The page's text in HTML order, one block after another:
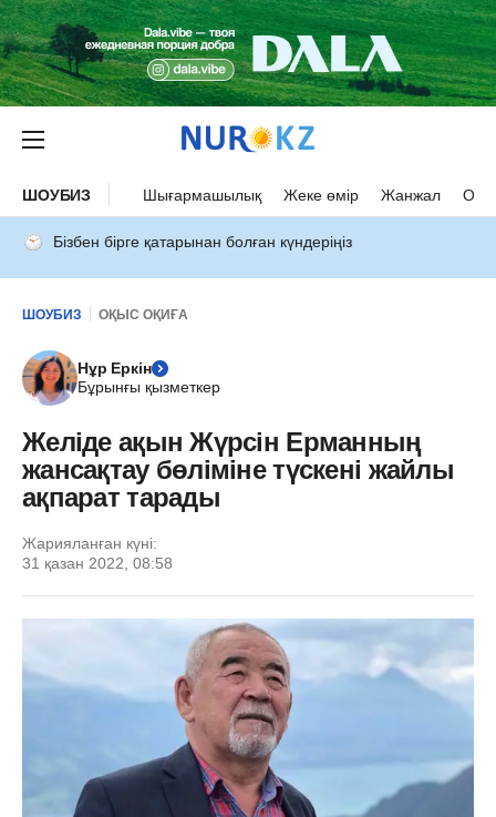
ШОУБИЗ Шығармашылық Жеке өмір Жанжал
Бізбен бірге қатарынан болған күндеріңіз
ШОУБИЗ ОҚЫС ОҚИҒА
Нұр Еркін
Бұрынғы қызметкер
Желіде ақын Жүрсін Ерманның
жансақтау бөліміне түскені жайлы
ақпарат тарады
Жарияланған күні:
31 қазан 2022, 08:58